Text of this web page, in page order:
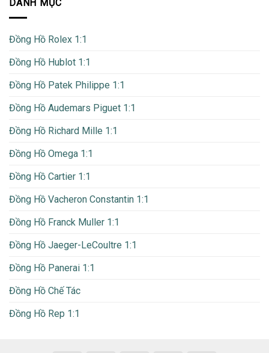
DANH MỤC
Đồng Hồ Rolex 1:1
Đồng Hồ Hublot 1:1
Đồng Hồ Patek Philippe 1:1
Đồng Hồ Audemars Piguet 1:1
Đồng Hồ Richard Mille 1:1
Đồng Hồ Omega 1:1
Đồng Hồ Cartier 1:1
Đồng Hồ Vacheron Constantin 1:1
Đồng Hồ Franck Muller 1:1
Đồng Hồ Jaeger-LeCoultre 1:1
Đồng Hồ Panerai 1:1
Đồng Hồ Chế Tác
Đồng Hồ Rep 1:1